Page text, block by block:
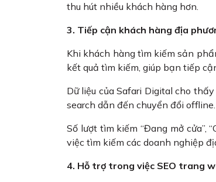
thu hút nhiều khách hàng hơn.
3. Tiếp cận khách hàng địa
Khi khách hàng tìm kiếm sản
kết quả tìm kiếm, giúp bạn tiếp
Dữ liệu của Safari Digital cho
search dẫn đến chuyển đổi offline.
Số lượt tìm kiếm “Đang mở cửa”,
việc tìm kiếm các doanh nghiệp
4. Hỗ trợ trong việc SEO trang